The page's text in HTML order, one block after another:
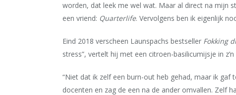
worden, dat leek me wel wat. Maar al direct na mijn
een vriend: Quarterlife. Vervolgens ben ik eigenlijk
Eind 2018 verscheen Launspachs bestseller Fokking
stress”, vertelt hij met een citroen-basilicumijsje in z’n
“Niet dat ik zelf een burn-out heb gehad, maar ik
docenten en zag de een na de ander omvallen. Zelf